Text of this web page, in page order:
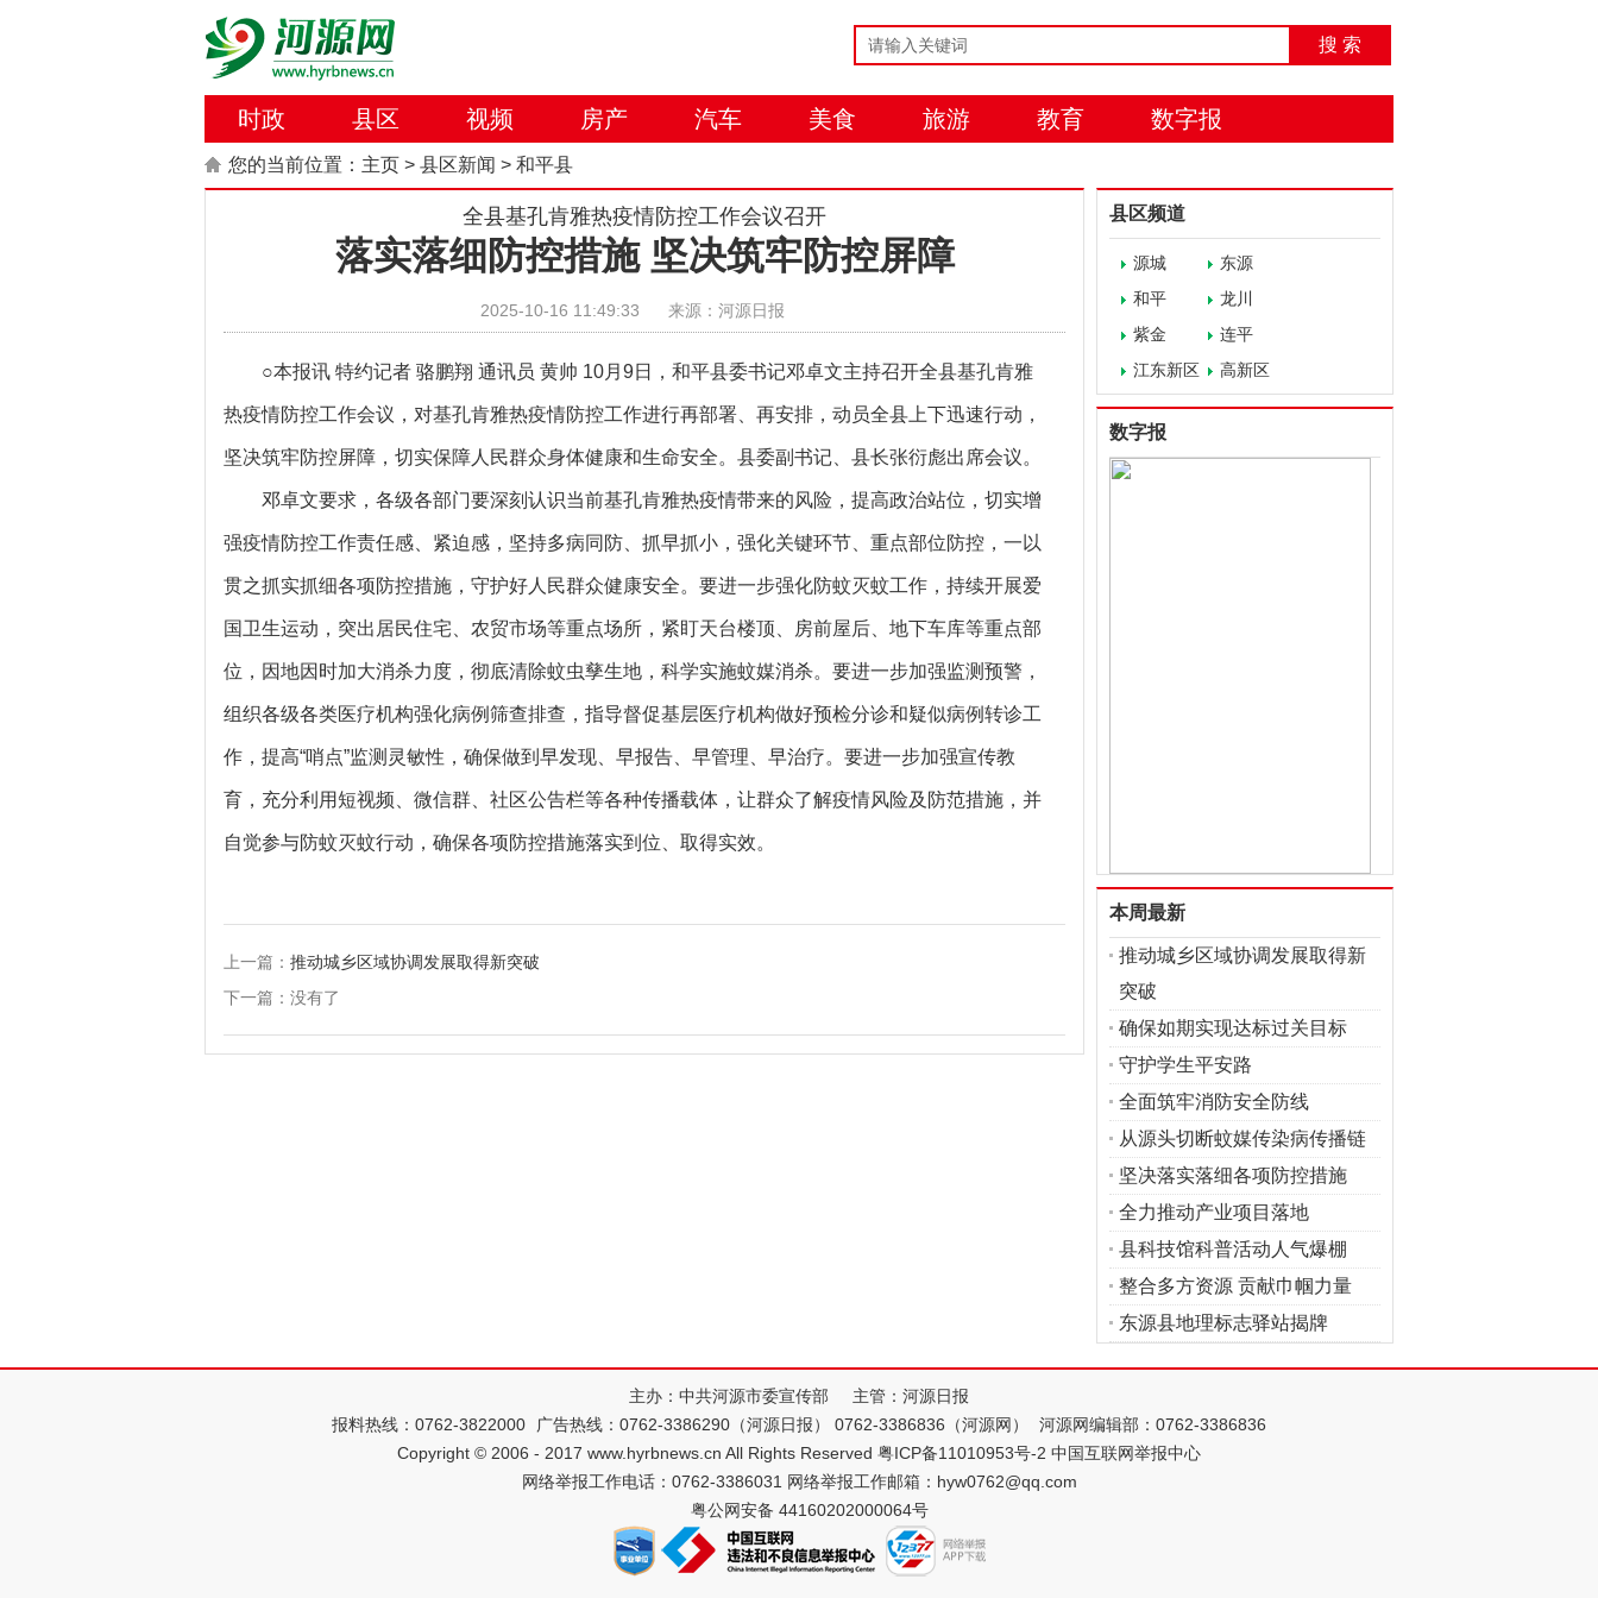
搜 索
时政 县区 视频 房产 汽车 美食 旅游 教育 数字报
您的当前位置： 主页 > 县区新闻 > 和平县
全县基孔肯雅热疫情防控工作会议召开
落实落细防控措施 坚决筑牢防控屏障
2025-10-16 11:49:33 来源：河源日报
○本报讯 特约记者 骆鹏翔 通讯员 黄帅 10月9日，和平县委书记邓卓文主持召开全县基孔肯雅
热疫情防控工作会议，对基孔肯雅热疫情防控工作进行再部署、再安排，动员全县上下迅速行动，
坚决筑牢防控屏障，切实保障人民群众身体健康和生命安全。县委副书记、县长张衍彪出席会议。
邓卓文要求，各级各部门要深刻认识当前基孔肯雅热疫情带来的风险，提高政治站位，切实增
强疫情防控工作责任感、紧迫感，坚持多病同防、抓早抓小，强化关键环节、重点部位防控，一以
贯之抓实抓细各项防控措施，守护好人民群众健康安全。要进一步强化防蚊灭蚊工作，持续开展爱
国卫生运动，突出居民住宅、农贸市场等重点场所，紧盯天台楼顶、房前屋后、地下车库等重点部
位，因地因时加大消杀力度，彻底清除蚊虫孳生地，科学实施蚊媒消杀。要进一步加强监测预警，
组织各级各类医疗机构强化病例筛查排查，指导督促基层医疗机构做好预检分诊和疑似病例转诊工
作，提高“哨点”监测灵敏性，确保做到早发现、早报告、早管理、早治疗。要进一步加强宣传教
育，充分利用短视频、微信群、社区公告栏等各种传播载体，让群众了解疫情风险及防范措施，并
自觉参与防蚊灭蚊行动，确保各项防控措施落实到位、取得实效。
上一篇： 推动城乡区域协调发展取得新突破
下一篇：没有了
县区频道
源城
东源
和平
龙川
紫金
连平
江东新区
高新区
数字报
本周最新
推动城乡区域协调发展取得新
突破
确保如期实现达标过关目标
守护学生平安路
全面筑牢消防安全防线
从源头切断蚊媒传染病传播链
坚决落实落细各项防控措施
全力推动产业项目落地
县科技馆科普活动人气爆棚
整合多方资源 贡献巾帼力量
东源县地理标志驿站揭牌